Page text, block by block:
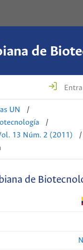
de
UN
/
/
13 Núm. 2 (2011)
/
de